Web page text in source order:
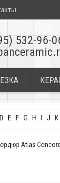
532-96-
D E F G H I J K
Atlas